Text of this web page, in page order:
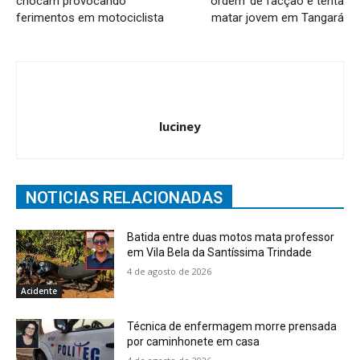
ferimentos em motociclista
matar jovem em Tangará
luciney
NOTICIAS RELACIONADAS
Acidente
Batida entre duas motos mata professor
em Vila Bela da Santíssima Trindade
4 de agosto de 2026
Técnica de enfermagem morre prensada
por caminhonete em casa